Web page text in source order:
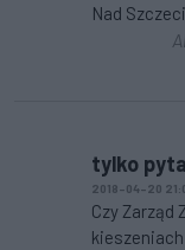
Nad
tylko
2018-04-20
Czy Zarząd
kieszeniach